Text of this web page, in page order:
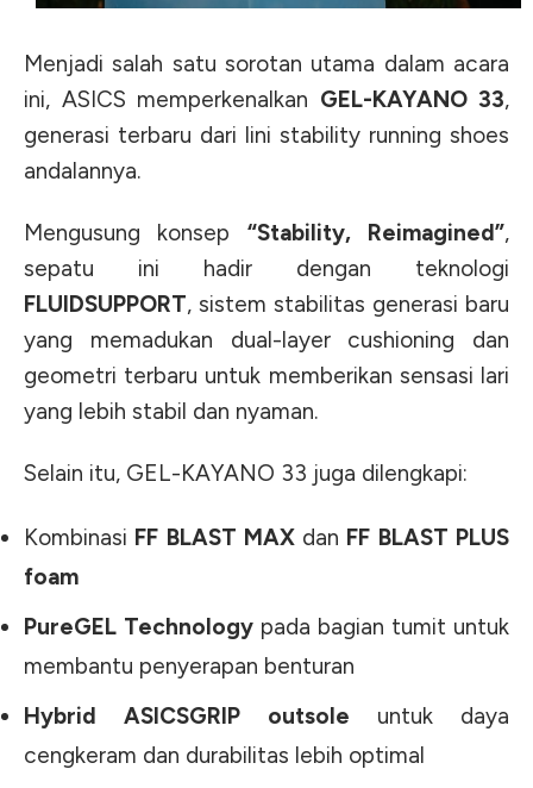
Menjadi salah satu sorotan utama dalam acara
ini, ASICS memperkenalkan GEL-KAYANO 33,
generasi terbaru dari lini stability running shoes
andalannya.
Mengusung konsep “Stability, Reimagined”,
sepatu ini hadir dengan teknologi
FLUIDSUPPORT, sistem stabilitas generasi baru
yang memadukan dual-layer cushioning dan
geometri terbaru untuk memberikan sensasi lari
yang lebih stabil dan nyaman.
Selain itu, GEL-KAYANO 33 juga dilengkapi:
Kombinasi FF BLAST MAXdan FF BLAST PLUS
foam
PureGEL Technology pada bagian tumit untuk
membantu penyerapan benturan
Hybrid ASICSGRIP outsole untuk daya
cengkeram dan durabilitas lebih optimal